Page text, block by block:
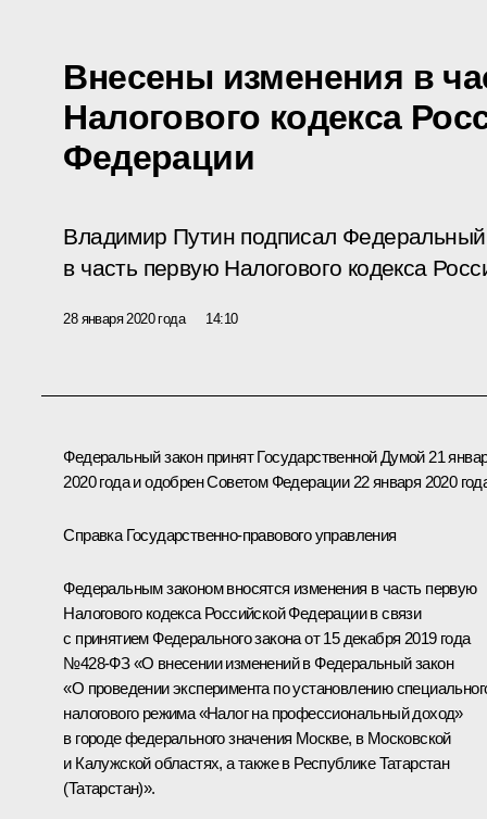
Внесены изменения в
Налогового кодекса
Федерации
Владимир Путин подписал
в часть первую Налогового кодекса
28 января 2020 года 14:10
Федеральный закон принят Государственной Думой 21
2020 года и одобрен Советом Федерации 22 января 2020
Справка Государственно-правового управления
Федеральным законом вносятся изменения в часть первую
Налогового кодекса Российской Федерации в связи
с принятием Федерального закона от 15 декабря 2019 года
№428-ФЗ «О внесении изменений в Федеральный закон
«О проведении эксперимента по установлению
налогового режима «Налог на профессиональный доход»
в городе федерального значения Москве, в Московской
и Калужской областях, а также в Республике Татарстан
(Татарстан)».